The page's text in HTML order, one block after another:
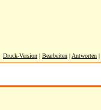
Druck-Version | Bearbeiten | Antworten |